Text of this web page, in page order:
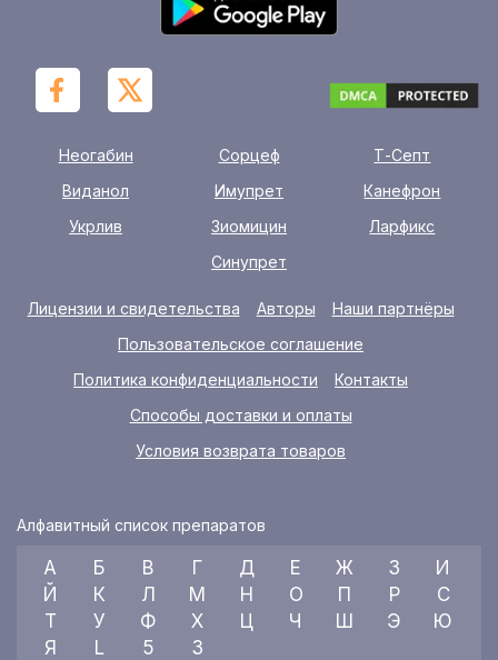
Неогабин Сорцеф
Т-Септ
Виданол
Имупрет
Канефрон
Укрлив
Зиомицин
Ларфикс
Синупрет
Лицензии и свидетельства Авторы
Наши партнёры
Пользовательское соглашение
Политика конфиденциальности
Контакты
Способы доставки и оплаты
Условия возврата товаров
Алфавитный список препаратов
А Б В Г Д Е Ж З
И
Й
К Л М Н О П Р
С
Т
У Ф Х Ц Ч Ш Э
Ю
Я
L 5 3